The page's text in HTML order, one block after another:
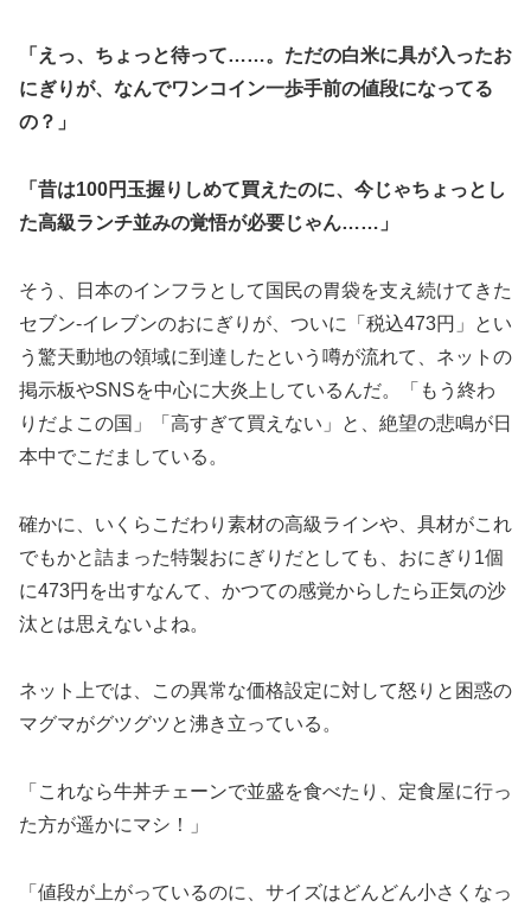
「えっ、ちょっと待って……。ただの白米に具が入ったお
にぎりが、なんでワンコイン一歩手前の値段になってる
の？」
「昔は100円玉握りしめて買えたのに、今じゃちょっとし
た高級ランチ並みの覚悟が必要じゃん……」
そう、日本のインフラとして国民の胃袋を支え続けてきた
セブン-イレブンのおにぎりが、ついに「税込473円」とい
う驚天動地の領域に到達したという噂が流れて、ネットの
掲示板やSNSを中心に大炎上しているんだ。「もう終わ
りだよこの国」「高すぎて買えない」と、絶望の悲鳴が日
本中でこだましている。
確かに、いくらこだわり素材の高級ラインや、具材がこれ
でもかと詰まった特製おにぎりだとしても、おにぎり1個
に473円を出すなんて、かつての感覚からしたら正気の沙
汰とは思えないよね。
ネット上では、この異常な価格設定に対して怒りと困惑の
マグマがグツグツと沸き立っている。
「これなら牛丼チェーンで並盛を食べたり、定食屋に行っ
た方が遥かにマシ！」
「値段が上がっているのに、サイズはどんどん小さくなっ